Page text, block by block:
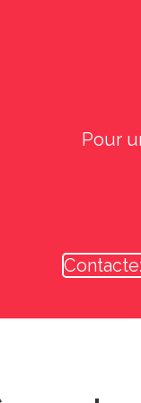
Pour